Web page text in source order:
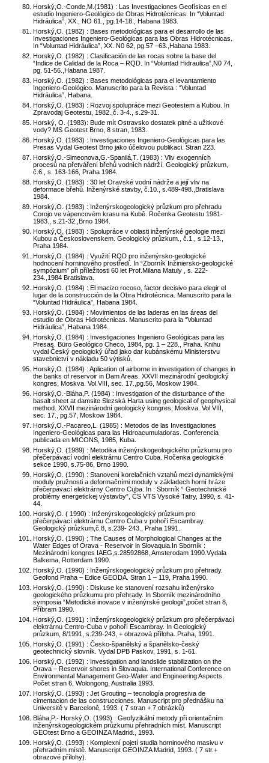
Horský,O.-Conde,M.(1981) : Las Investigaciones Geofísicas en el
estudio Ingeniero-Geológico de Obras Hidrotécnicas. In “Voluntad
Hidráulica”, XX., NO 61., pg.14-18., Habana 1983.
Horský,O. (1982) : Bases metodológicas para el desarrollo de las
Investigaciones Ingeniero-Geológicas para las Obras Hidrotécnicas.
In “Voluntad Hidráulica”, XX. N0 62, pg.57 –63.,Habana 1983.
Horský,O. (1982) : Clasificación de las rocas sobre la base del
“Indice de Calidad de la Roca – RQD. In “Voluntad Hidraulica”,N0 74,
pg. 51-56.,Habana 1987.
Horský,O. (1982) : Bases metodológicas para el levantamiento
Ingeniero-Geológico. Manuscrito para la Revista : “Voluntad
Hidráulica”, Habana.
Horský,O. (1983) : Rozvoj spolupráce mezi Geotestem a Kubou. In
Zpravodaj Geotestu, 1982.,č. 3-4., s.29-31.
Horský, O. (1983): Bude mít Ostravsko dostatek pitné a užitkové
vody? MS Geotest Brno, 8 stran, 1983.
Horský,O. (1983) : Investigaciones Ingeniero-Geológicas para las
Presas Vydal Geotest Brno jako účelovou publikaci. Stran 223.
Horský,O.-Simeonova,G.-Spanilá,T. (1983) : Vliv exogenních
procesů na přetváření břehů vodních nádrží. Geologický průzkum,
č.6., s. 163-166, Praha 1984.
Horský,O. (1983) : 30 let Oravské vodní nádrže a její vliv na
deformace břehů. Inženýrské stavby, č.10., s.489-498.,Bratislava
1984.
Horský,O. (1983) : Inženýrskogeologický průzkum pro přehradu
Corojo ve vápencovém krasu na Kubě. Ročenka Geotestu 1981-
1983., s.21-32.,Brno 1984.
Horský,O. (1983) : Spolupráce v oblasti inženýrské geologie mezi
Kubou a Československem. Geologický průzkum., č.1., s.12-13.,
Praha 1984.
Horský,O. (1984) : Využití RQD pro inženýrsko-geologické
hodnocení horninového prostředí. In “Zborník Inžiniersko-geologické
sympózium” při příležitosti 60 let Prof.Milana Matuly , s. 222-
234.,1984 Bratislava.
Horský,O. (1984) : El macizo rocoso, factor decisivo para elegir el
lugar de la construcción de la Obra Hidrotécnica. Manuscrito para la
“Voluntad Hidráulica”, Habana 1984.
Horský,O. (1984) : Movimientos de las laderas en las áreas del
estudio de Obras Hidrotécnicas. Manuscrito para la “Voluntad
Hidráulica”, Habana 1984.
Horský,O. (1984) : Investigaciones Ingeniero Geológicas para las
Presas. Büro Geológico Checo, 1984, pg. 1 – 228., Praha. Knihu
vydal Český geologický úřad jako dar kubánskému Ministerstvu
stavebnictví v nákladu 50 výtisků.
Horský,O. (1984) : Aplication of airborne in investigation of changes in
the banks of reservoir in Dam Areas. XXVII mezinárodní geologický
kongres, Moskva. Vol.VIII, sec. 17.,pg.56, Moskow 1984.
Horský,O.-Bláha,P. (1984) : Investigation of the disturbance of the
basalt sheet at damsite Slezská Harta using geological of geophysical
method. XXVII mezinárodní geologický kongres, Moskva. Vol.VIII,
sec. 17., pg.57, Moskow 1984.
Horský,O.-Pacareo,L. (1985) : Metodos de las Investigaciones
Ingeniero-Geológicas para las Hidroacumuladoras. Conferencia
publicada en MICONS, 1985, Kuba.
Horský,O. (1989) : Metodika inženýrskogeologického průzkumu pro
přečerpávací vodní elektrárnu Centro Cuba. Ročenka geologické
sekce 1990, s.75-86, Brno 1990.
Horský,O. (1990) : Stanovení korelačních vztahů mezi dynamickými
moduly pružnosti a deformačními moduly v základech horní hráze
přečerpávací elektrárny Centro Cuba. In : Sborník “ Geotechnické
problémy energetickej výstavby”, ČS VTS Vysoké Tatry, 1990, s. 41-
44.
Horský,O. ( 1990) : Inženýrskogeologický průzkum pro
přečerpávací elektrárnu Centro Cuba v pohoří Escambray.
Geologický průzkum,č.8, s.239- 243., Praha 1991.
Horský,O. (1990) : The Causes of Morphological Changes at the
Water Edges of Orava - Reservoir in Slovaquia.In Sborník :
Mezinárodní kongres IAEG,s.28592868, Amsterodam 1990.Vydala
Balkema, Rotterdam 1990.
Horský,O. (1990) : Inženýrskogeologický průzkum pro přehrady.
Geofond Praha – Edice GEODA. Stran 1 – 119, Praha 1990.
Horský,O. (1990) : Diskuse ke stanovení rozsahu inženýrsko
geologického průzkumu pro přehrady. In Sborník mezinárodního
symposia “Metodické inovace v inženýrské geologii”,počet stran 8,
Příbram 1990.
Horský,O. (1991) : Inženýrskogeologický průzkum pro přečerpávací
elektrárnu Centro-Cuba v pohoří Escambray. In Geologický
průzkum, 8/1991, s.239-243, + obrazová příloha. Praha, 1991.
Horský,O. (1991) : Česko-španělský a španělsko-český
geotechnický slovník. Vydal DPB Paskov, 1991, s. 1-61.
Horský,O. (1992) : Investigation and landslide stabilization on the
Orava – Reservoir shores in Slovaquia. International Conference on
Environmental Management Geo-Water and Engineering Aspects.
Počet stran 6, Wolongong, Australia 1993.
Horský,O. (1993) : Jet Grouting – tecnología progresiva de
cimentacion de las construcciones. Manuscript pro přednášku na
Universitě v Barceloně, 1993. ( 7 stran + 7 obrázků)
Bláha,P.- Horský,O. (1993) : Geofyzikální metody při orientačním
inženýrskogeologickém průzkumu přehradních míst. Manuscript
GEOtest Brno a GEOINZA Madrid., 1993.
Horský,O. (1993) : Komplexní pojetí studia horninového masivu v
přehradním místě. Manuscript GEOINZA Madrid, 1993. ( 7 str.+
obrazové přílohy).